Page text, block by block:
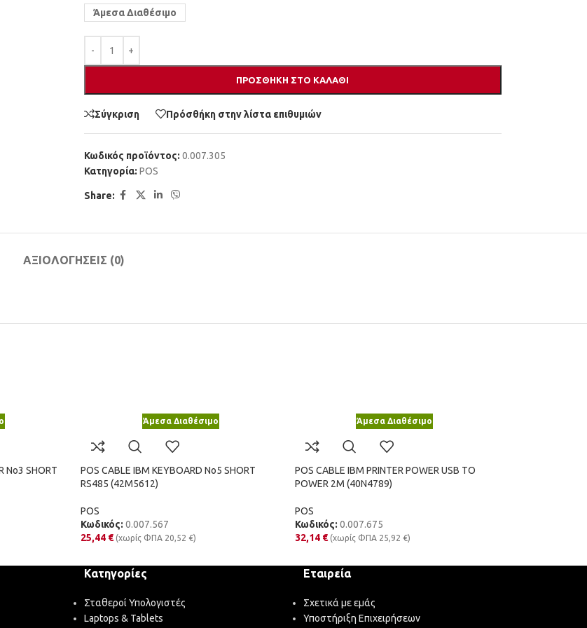
Άμεσα Διαθέσιμο
ΠΡΟΣΘΉΚΗ ΣΤΟ ΚΑΛΆΘΙ
Σύγκριση Πρόσθήκη στην λίστα επιθυμιών
Κωδικός προϊόντος: 0.007.305
Κατηγορία: POS
Share:
ΑΞΙΟΛΟΓΉΣΕΙΣ (0)
No3 SHORT
Άμεσα Διαθέσιμο
POS CABLE IBM KEYBOARD No5 SHORT
RS485 (42M5612)
POS
Κωδικός: 0.007.567
25,44 € (χωρίς ΦΠΑ 20,52 €)
Άμεσα Διαθέσιμο
POS CABLE IBM PRINTER POWER USB TO
POWER 2M (40N4789)
POS
Κωδικός: 0.007.675
32,14 € (χωρίς ΦΠΑ 25,92 €)
Κατηγορίες
Σταθεροί Υπολογιστές
Laptops & Tablets
Εταιρεία
Σχετικά με εμάς
Υποστήριξη Επιχειρήσεων